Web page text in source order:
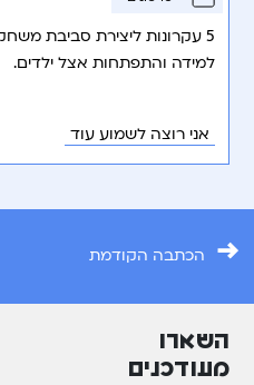
5 עקרונות ליצירת סביבת
למידה והתפתחות אצל ילדים.
אני רוצה לשמוע עוד
→ הכתבה הקודמת
השארו
מעודכנים